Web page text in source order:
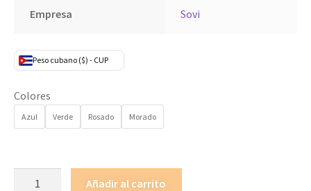
Empresa Sovi
Peso cubano ($) - CUP
Colores
Azul Verde Rosado Morado
Añadir al carrito